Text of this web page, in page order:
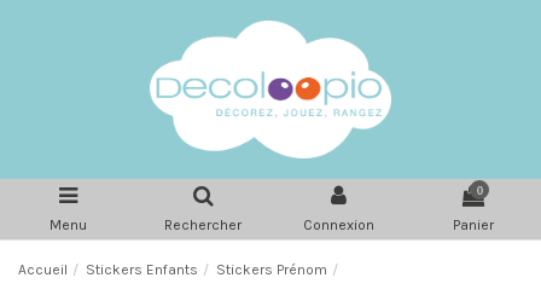
Menu Rechercher Connexion
0
Panier
Accueil Stickers Enfants Stickers Prénom